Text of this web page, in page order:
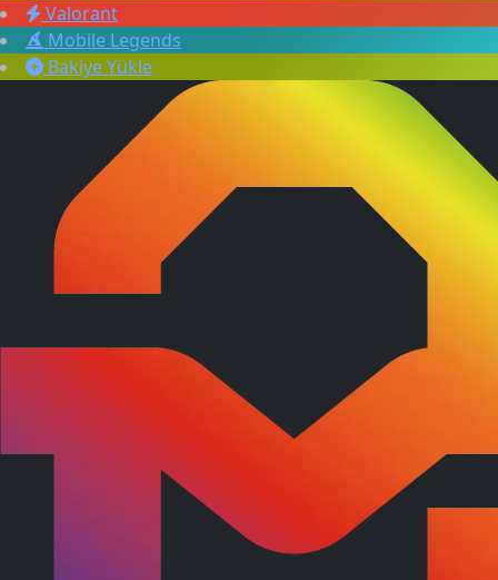
Valorant
Mobile Legends
Bakiye Yükle